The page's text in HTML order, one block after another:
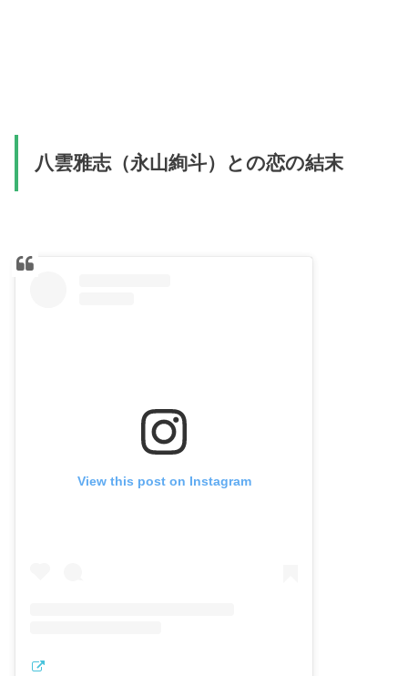
八雲雅志（永山絢斗）との恋の結末
View this post on Instagram